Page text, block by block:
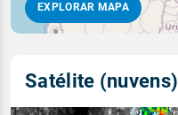
EXPLORAR MAPA
Satélite (nuvens)